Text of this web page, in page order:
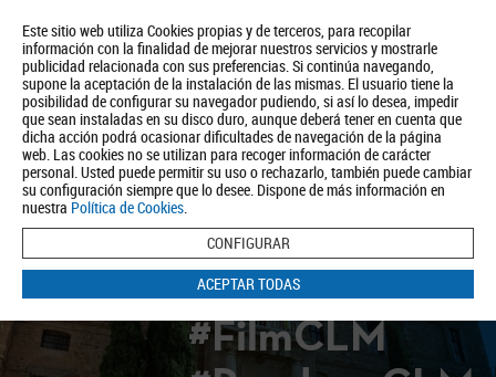
Este sitio web utiliza Cookies propias y de terceros, para recopilar
información con la finalidad de mejorar nuestros servicios y mostrarle
publicidad relacionada con sus preferencias. Si continúa navegando,
supone la aceptación de la instalación de las mismas. El usuario tiene la
posibilidad de configurar su navegador pudiendo, si así lo desea, impedir
que sean instaladas en su disco duro, aunque deberá tener en cuenta que
dicha acción podrá ocasionar dificultades de navegación de la página
web. Las cookies no se utilizan para recoger información de carácter
personal. Usted puede permitir su uso o rechazarlo, también puede cambiar
su configuración siempre que lo desee. Dispone de más información en
nuestra Política de Cookies.
CONFIGURAR
ACEPTAR TODAS
Quiénes somos Turismo Política de Privacidad Aviso Legal
Política de Cookies
BUSCAR
#FilmCLM